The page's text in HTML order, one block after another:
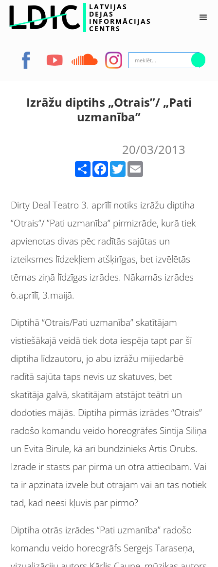
LATVIJAS
DEJAS
INFORMĀCIJAS
CENTRS
Izrāžu diptihs „Otrais”/ „Pati
uzmanība”
20/03/2013
Facebook Twitter
Dirty Deal Teatro 3. aprīlī notiks izrāžu diptiha
“Otrais”/ ”Pati uzmanība” pirmizrāde, kurā tiek
apvienotas divas pēc radītās sajūtas un
izteiksmes līdzekļiem atšķirīgas, bet izvēlētās
tēmas ziņā līdzīgas izrādes. Nākamās izrādes
6.aprīlī, 3.maijā.
Diptihā “Otrais/Pati uzmanība” skatītājam
vistiešākajā veidā tiek dota iespēja tapt par šī
diptiha līdzautoru, jo abu izrāžu mijiedarbē
radītā sajūta taps nevis uz skatuves, bet
skatītāja galvā, skatītājam atstājot teātri un
dodoties mājās. Diptiha pirmās izrādes “Otrais”
radošo komandu veido horeogrāfes Sintija Siliņa
un Evita Birule, kā arī bundzinieks Artis Orubs.
Izrāde ir stāsts par pirmā un otrā attiecībām. Vai
tā ir apzināta izvēle būt otrajam vai arī tas notiek
tad, kad neesi kļuvis par pirmo?
Diptiha otrās izrādes “Pati uzmanība” radošo
komandu veido horeogrāfs Sergejs Taraseņa,